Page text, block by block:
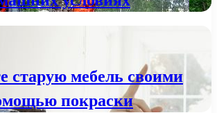
старую мебель своими
покраски